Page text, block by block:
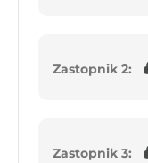
Zastopnik 2:
Zastopnik 3: